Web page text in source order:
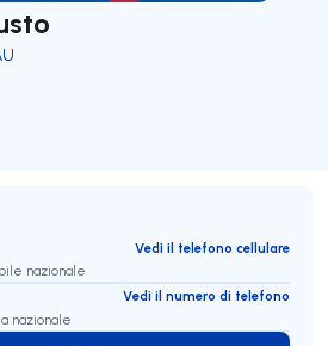
Vedi il telefono cellulare
nazionale
Vedi il numero di telefono
nazionale